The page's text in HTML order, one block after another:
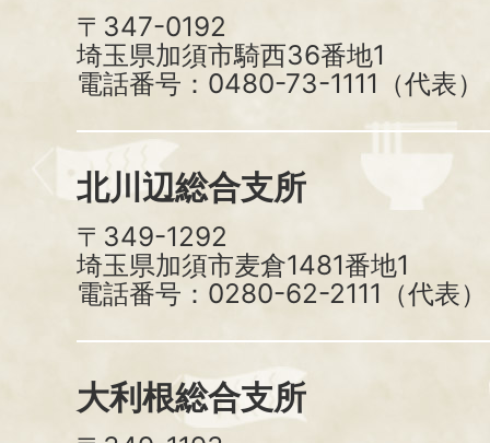
〒347-0192
埼玉県加須市騎西36番地1
電話番号：0480-73-1111（代表）
北川辺総合支所
〒349-1292
埼玉県加須市麦倉1481番地1
電話番号：0280-62-2111（代表）
大利根総合支所